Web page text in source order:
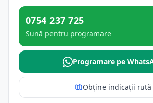
0754 237 725
Sună pentru programare
Programare pe
Obține indicații rută